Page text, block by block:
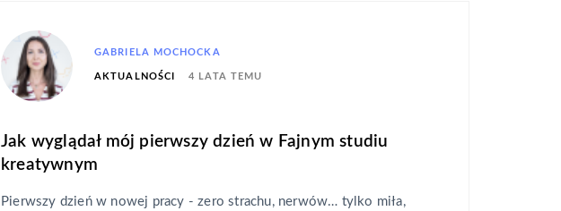
GABRIELA MOCHOCKA
AKTUALNOŚCI 4 LATA TEMU
Jak wyglądał mój pierwszy dzień w Fajnym studiu
kreatywnym
Pierwszy dzień w nowej pracy - zero strachu, nerwów… tylko miła,